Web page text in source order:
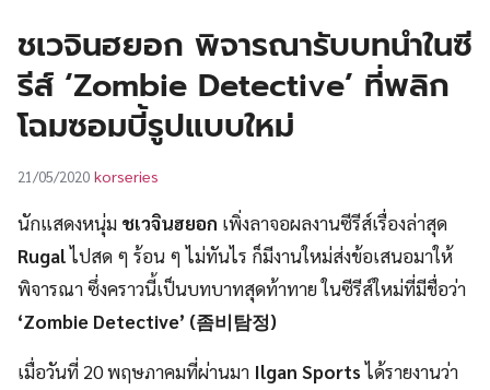
ชเวจินฮยอก พิจารณารับบทนำในซี
รีส์ ‘Zombie Detective’ ที่พลิก
โฉมซอมบี้รูปแบบใหม่
21/05/2020 korseries
นักแสดงหนุ่ม ชเวจินฮยอก เพิ่งลาจอผลงานซีรีส์เรื่องล่าสุด
Rugalไปสด ๆ ร้อน ๆ ไม่ทันไร ก็มีงานใหม่ส่งข้อเสนอมาให้
พิจารณา ซึ่งคราวนี้เป็นบทบาทสุดท้าทาย ในซีรีส์ใหม่ที่มีชื่อว่า
‘Zombie Detective’ (좀비탐정)
เมื่อวันที่ 20 พฤษภาคมที่ผ่านมา Ilgan Sportsได้รายงานว่า